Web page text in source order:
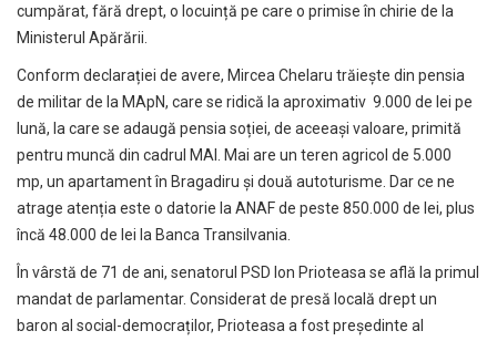
cumpărat, fără drept, o locuință pe care o primise în chirie de la
Ministerul Apărării.
Conform declarației de avere, Mircea Chelaru trăiește din pensia
de militar de la MApN, care se ridică la aproximativ 9.000 de lei pe
lună, la care se adaugă pensia soției, de aceeași valoare, primită
pentru muncă din cadrul MAI. Mai are un teren agricol de 5.000
mp, un apartament în Bragadiru și două autoturisme. Dar ce ne
atrage atenția este o datorie la ANAF de peste 850.000 de lei, plus
încă 48.000 de lei la Banca Transilvania.
În vârstă de 71 de ani, senatorul PSD Ion Prioteasa se află la primul
mandat de parlamentar. Considerat de presă locală drept un
baron al social-democraților, Prioteasa a fost președinte al